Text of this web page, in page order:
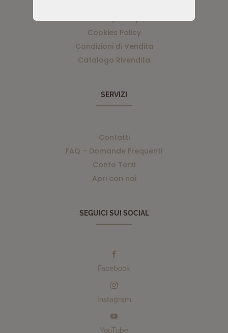
Privacy Policy
Cookies Policy
Condizioni di Vendita
Catalogo Rivendita
SERVIZI
Contatti
FAQ – Domande Frequenti
Conto Terzi
Apri con noi
SEGUICI SUI SOCIAL

Facebook

Instagram

YouTube